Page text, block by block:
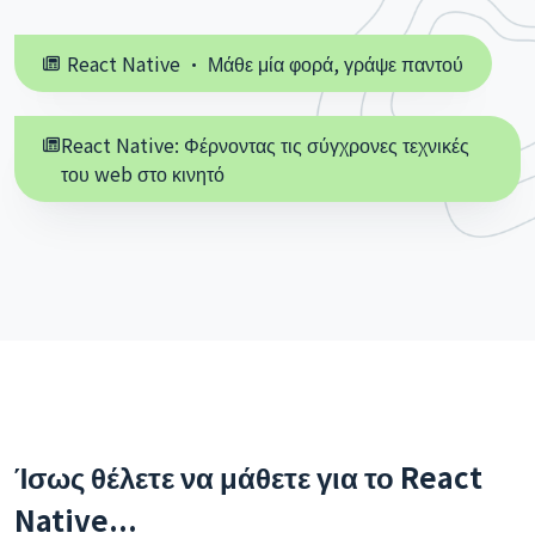
React Native · Μάθε μία φορά, γράψε παντού
React Native: Φέρνοντας τις σύγχρονες τεχνικές
του web στο κινητό
Ίσως θέλετε να μάθετε για το React
Native...